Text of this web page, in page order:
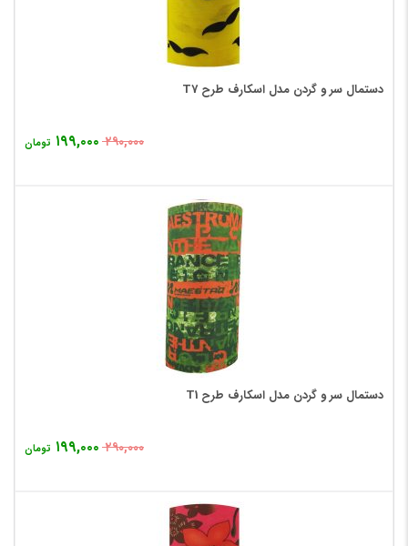
دستمال سر و گردن مدل اسکارف طرح T7
۲۹۰,۰۰۰ ۱۹۹,۰۰۰ تومان
دستمال سر و گردن مدل اسکارف طرح T1
۲۹۰,۰۰۰ ۱۹۹,۰۰۰ تومان